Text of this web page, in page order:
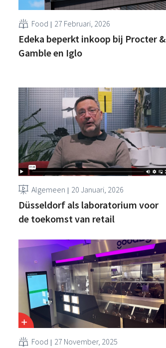
Food 27 Februari, 2026
Edeka beperkt inkoop bij Procter &
Gamble en Iglo
Algemeen 20 Januari, 2026
Düsseldorf als laboratorium voor
de toekomst van retail
Food 27 November, 2025